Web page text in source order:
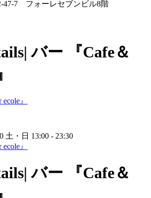
47-7 フォーレセブンビル8階
バー 『Cafe＆
土・日 13:00 - 23:30
バー 『Cafe＆